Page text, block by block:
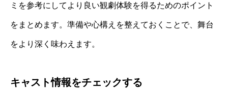
ミを参考にしてより良い観劇体験を得るためのポイント
をまとめます。準備や心構えを整えておくことで、舞台
をより深く味わえます。
キャスト情報をチェックする